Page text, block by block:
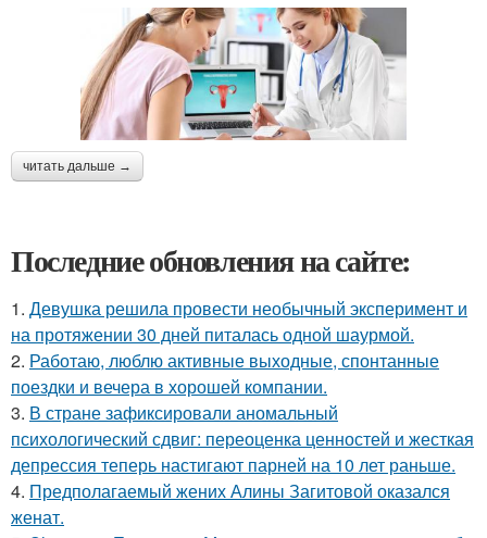
читать дальше →
Последние обновления на сайте:
1. Девушка решила провести необычный эксперимент и
на протяжении 30 дней питалась одной шаурмой.
2. Работаю, люблю активные выходные, спонтанные
поездки и вечера в хорошей компании.
3. В стране зафиксировали аномальный
психологический сдвиг: переоценка ценностей и жесткая
депрессия теперь настигают парней на 10 лет раньше.
4. Предполагаемый жених Алины Загитовой оказался
женат.